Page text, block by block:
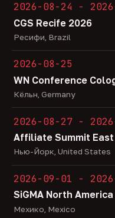
2026-08-24 -
CGS Recife 2026
Ресифи, Brazil
2026-08-25
WN Conference
Кёльн, Germany
2026-08-27 -
Affiliate Summit
Нью-Йорк, United States
2026-09-01 -
SiGMA North
Мехико, Mexico